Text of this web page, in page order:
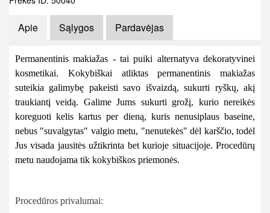
Apie Sąlygos Pardavėjas
Permanentinis makiažas - tai puiki alternatyva dekoratyvinei
kosmetikai. Kokybiškai atliktas permanentinis makiažas
suteikia galimybę pakeisti savo išvaizdą, sukurti ryškų, akį
traukiantį veidą. Galime Jums sukurti grožį, kurio nereikės
koreguoti kelis kartus per dieną, kuris nenusiplaus baseine,
nebus "suvalgytas" valgio metu, "nenutekės" dėl karščio, todėl
Jus visada jausitės užtikrinta bet kurioje situacijoje. Procedūrų
metu naudojama tik kokybiškos priemonės.
Procedūros privalumai: